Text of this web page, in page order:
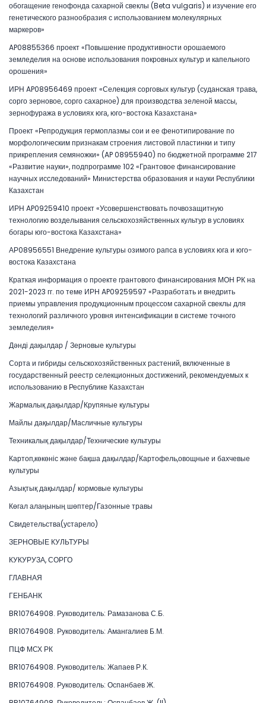
обогащение генофонда сахарной свеклы (Beta vulgaris) и изучение его
генетического разнообразия с использованием молекулярных
маркеров»
AP08855366 проект «Повышение продуктивности орошаемого
земледелия на основе использования покровных культур и капельного
орошения»
ИРН AP08956469 проект «Селекция сорговых культур (суданская трава,
сорго зерновое, сорго сахарное) для производства зеленой массы,
зернофуража в условиях юга, юго-востока Казахстана»
Проект «Репродукция гермоплазмы сои и ее фенотипирование по
морфологическим признакам строения листовой пластинки и типу
прикрепления семяножки» (AP 08955940) по бюджетной программе 217
«Развитие науки», подпрограмме 102 «Грантовое финансирование
научных исследований» Министерства образования и науки Республики
Казахстан
ИРН AP09259410 проект «Усовершенствовать почвозащитную
технологию возделывания сельскохозяйственных культур в условиях
богары юго-востока Казахстана»
АР08956551 Внедрение культуры озимого рапса в условиях юга и юго-
востока Казахстана
Краткая информация о проекте грантового финансирования МОН РК на
2021-2023 гг. по теме ИРН AP09259597 «Разработать и внедрить
приемы управления продукционным процессом сахарной свеклы для
технологий различного уровня интенсификации в системе точного
земледелия»
Дәнді дақылдар / Зерновые культуры
Сорта и гибриды сельскохозяйственных растений, включенные в
государственный реестр селекционных достижений, рекомендуемых к
использованию в Республике Казахстан
Жармалық дақылдар/Крупяные культуры
Майлы дақылдар/Масличные культуры
Техникалық дақылдар/Технические культуры
Картоп,көкөніс және бақша дақылдар/Картофель,овощные и бахчевые
культуры
Азықтық дақылдар/ кормовые культуры
Көгал алаңының шөптер/Газонные травы
Свидетельства(устарело)
ЗЕРНОВЫЕ КУЛЬТУРЫ
КУКУРУЗА, СОРГО
ГЛАВНАЯ
ГЕНБАНК
BR10764908. Руководитель: Рамазанова С.Б.
BR10764908. Руководитель: Амангалиев Б.М.
ПЦФ МСХ РК
BR10764908. Руководитель: Жапаев Р.К.
BR10764908. Руководитель: Оспанбаев Ж.